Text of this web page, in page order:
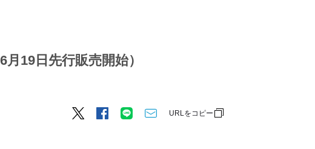
19⽇先⾏販売開始）
URLをコピー